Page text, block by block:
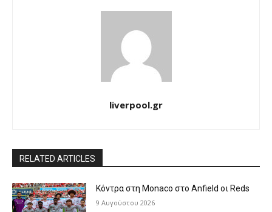
liverpool.gr
RELATED ARTICLES
Κόντρα στη Monaco στο Anfield οι Reds
9 Αυγούστου 2026